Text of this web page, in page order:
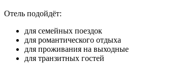
Отель подойдёт:
для семейных поездок
для романтического отдыха
для проживания на выходные
для транзитных гостей